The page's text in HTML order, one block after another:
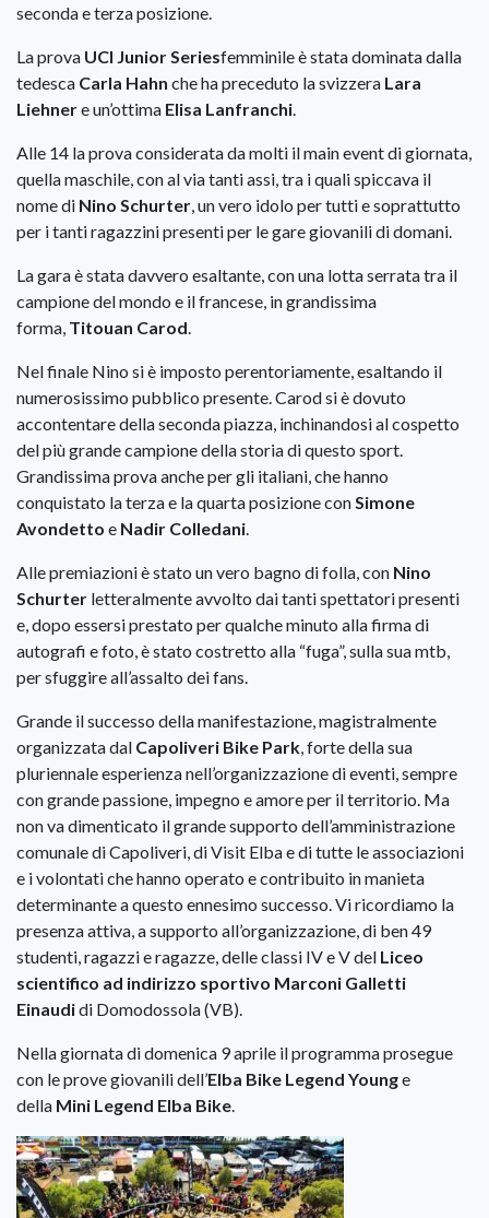
seconda e terza posizione.
La prova UCI Junior Seriesfemminile è stata dominata dalla
tedesca Carla Hahn che ha preceduto la svizzera Lara
Liehnere un’ottima Elisa Lanfranchi
Alle 14 la prova considerata da molti il main event di giornata,
quella maschile, con al via tanti assi, tra i quali spiccava il
nome di Nino Schurter , un vero idolo per tutti e soprattutto
per i tanti ragazzini presenti per le gare giovanili di domani.
La gara è stata davvero esaltante, con una lotta serrata tra il
campione del mondo e il francese, in grandissima
forma, Titouan Carod
Nel finale Nino si è imposto perentoriamente, esaltando il
numerosissimo pubblico presente. Carod si è dovuto
accontentare della seconda piazza, inchinandosi al cospetto
del più grande campione della storia di questo sport.
Grandissima prova anche per gli italiani, che hanno
conquistato la terza e la quarta posizione con Simone
Avondetto e Nadir Colledani
Alle premiazioni è stato un vero bagno di folla, con Nino
Schurter letteralmente avvolto dai tanti spettatori presenti
e, dopo essersi prestato per qualche minuto alla firma di
autografi e foto, è stato costretto alla “fuga”, sulla sua mtb,
per sfuggire all’assalto dei fans.
Grande il successo della manifestazione, magistralmente
organizzata dal Capoliveri Bike Park , forte della sua
pluriennale esperienza nell’organizzazione di eventi, sempre
con grande passione, impegno e amore per il territorio. Ma
non va dimenticato il grande supporto dell’amministrazione
comunale di Capoliveri, di Visit Elba e di tutte le associazioni
e i volontati che hanno operato e contribuito in manieta
determinante a questo ennesimo successo. Vi ricordiamo la
presenza attiva, a supporto all’organizzazione, di ben 49
studenti, ragazzi e ragazze, delle classi IV e V del Liceo
scientifico ad indirizzo sportivo Marconi Galletti
Einaudidi Domodossola (VB).
Nella giornata di domenica 9 aprile il programma prosegue
con le prove giovanili dell’Elba Bike Legend Younge
della Mini Legend Elba Bike